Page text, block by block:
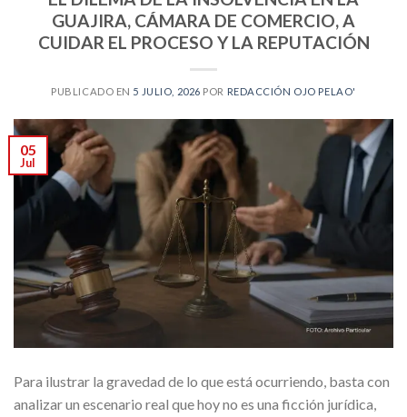
GUAJIRA, CÁMARA DE COMERCIO, A
CUIDAR EL PROCESO Y LA REPUTACIÓN
PUBLICADO EN 5 JULIO, 2026 POR REDACCIÓN OJO PELAO'
05
Jul
Para ilustrar la gravedad de lo que está ocurriendo, basta con
analizar un escenario real que hoy no es una ficción jurídica,